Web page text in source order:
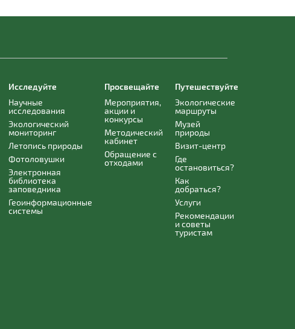
Исследуйте
Научные
исследования
Экологический
мониторинг
Летопись природы
Фотоловушки
Электронная
библиотека
заповедника
Геоинформационные
системы
Просвещайте
Мероприятия,
акции и
конкурсы
Методический
кабинет
Обращение с
отходами
Путешествуйте
Экологические
маршруты
Музей
природы
Визит-центр
Где
остановиться?
Как
добраться?
Услуги
Рекомендации
и советы
туристам